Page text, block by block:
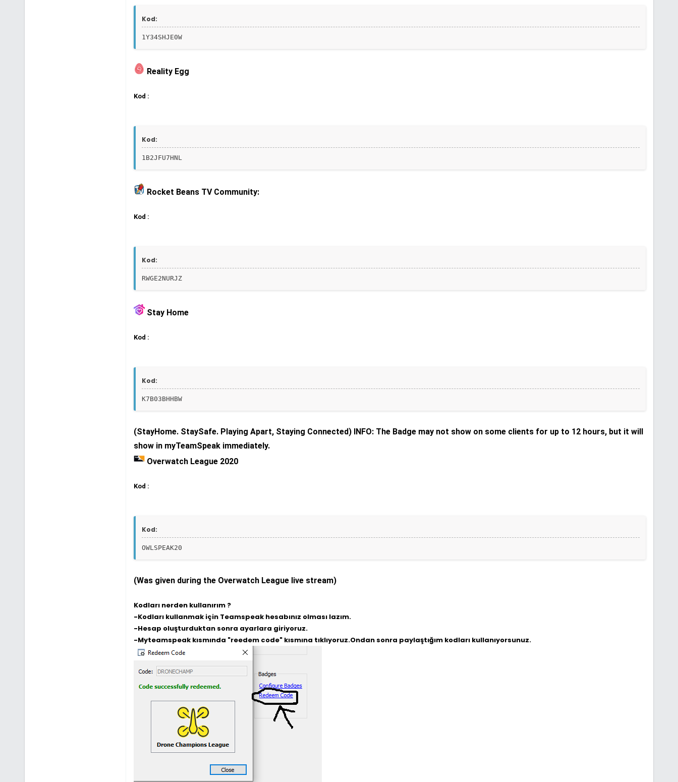
Kod:
1Y34SHJE0W
Reality Egg
Kod :
Kod:
1B2JFU7HNL
Rocket Beans TV Community:
Kod :
Kod:
RWGE2NURJZ
Stay Home
Kod :
Kod:
K7B03BHHBW
(StayHome. StaySafe. Playing Apart, Staying Connected) INFO: The Badge may not show on some clients for up to 12 hours, but it will
show in myTeamSpeak immediately.
Overwatch League 2020
Kod :
Kod:
OWLSPEAK20
(Was given during the Overwatch League live stream)
Kodları nerden kullanırım ?
-Kodları kullanmak için Teamspeak hesabınız olması lazım.
-Hesap oluşturduktan sonra ayarlara giriyoruz.
-Myteamspeak kısmında "reedem code" kısmına tıklıyoruz.Ondan sonra paylaştığım kodları kullanıyorsunuz.